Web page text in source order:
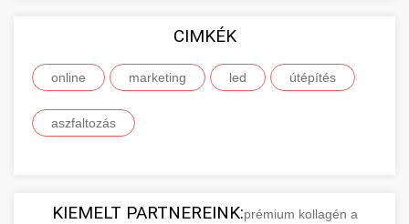
CIMKÉK
online marketing led útépítés
aszfaltozás
KIEMELT PARTNEREINK:prémium kollagén a